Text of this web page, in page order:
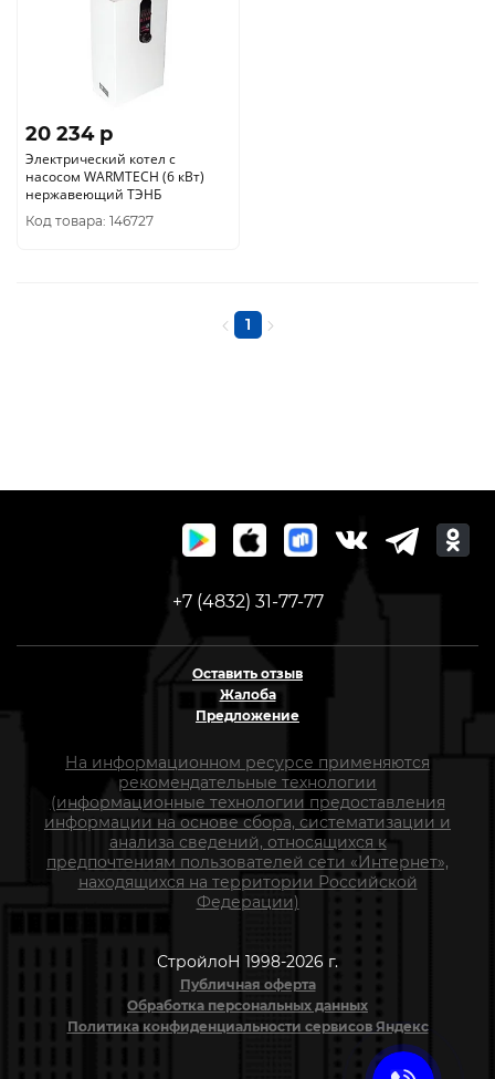
20 234 p
Электрический котел с
насосом WARMTECH (6 кВт)
нержавеющий ТЭНБ
Код товара: 146727
1
+7 (4832) 31-77-77
Оставить отзыв
Жалоба
Предложение
На информационном ресурсе применяются
рекомендательные технологии
(информационные технологии предоставления
информации на основе сбора, систематизации и
анализа сведений, относящихся к
предпочтениям пользователей сети «Интернет»,
находящихся на территории Российской
Федерации)
СтройлоН 1998-2026 г.
Публичная оферта
Обработка персональных данных
Политика конфиденциальности сервисов Яндекс